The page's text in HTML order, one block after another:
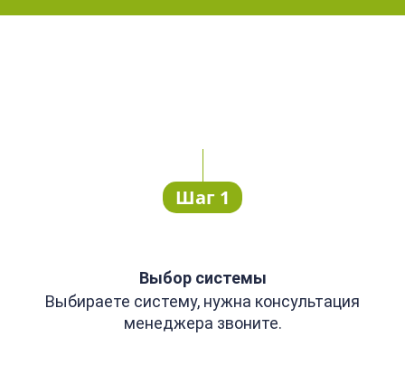
Шаг 1
Выбор системы
Выбираете систему, нужна консультация
менеджера звоните.